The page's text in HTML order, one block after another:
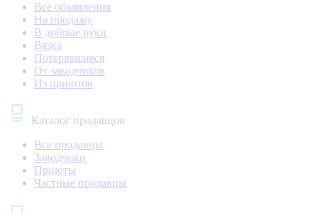
Все объявления
На продажу
В добрые руки
Вязка
Потерявшиеся
От заводчиков
Из приютов
Каталог продавцов
Все продавцы
Заводчики
Приюты
Частные продавцы